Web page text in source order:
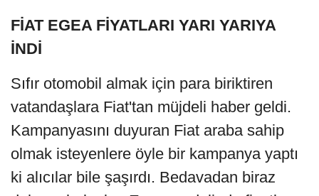
FİAT EGEA FİYATLARI YARI YARIYA
İNDİ
Sıfır otomobil almak için para biriktiren
vatandaşlara Fiat'tan müjdeli haber geldi.
Kampanyasını duyuran Fiat araba sahip
olmak isteyenlere öyle bir kampanya yaptı
ki alıcılar bile şaşırdı. Bedavadan biraz